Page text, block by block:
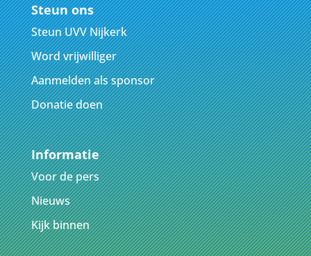
Steun ons
Steun UVV Nijkerk
Word vrijwilliger
Aanmelden als sponsor
Donatie doen
Informatie
Voor de pers
Nieuws
Kijk binnen